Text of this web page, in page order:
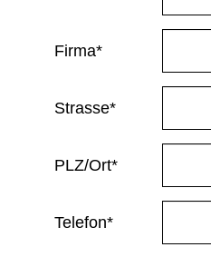
Firma*
Strasse*
PLZ/Ort*
Telefon*